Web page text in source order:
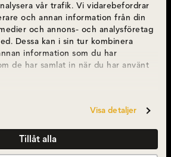
vår trafik. Vi vidarebefordrar
och annan information från din
och annons- och analysföretag
Dessa kan i sin tur kombinera
information som du har
de har samlat in när du har använt
Visa detaljer
Tillåt alla
dygnet runt.
19, Tis-Fre 10-18, Lör 10-